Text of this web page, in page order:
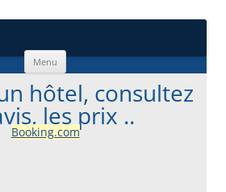
Menu Aller au contenu
hôtel, consultez
les prix ..
Booking.com